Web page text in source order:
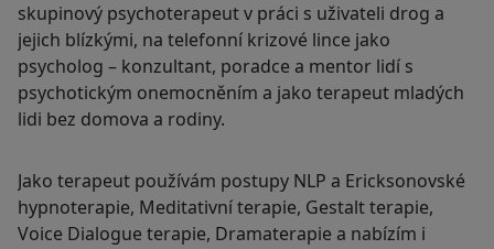
skupinový psychoterapeut v práci s uživateli drog a
jejich blízkými, na telefonní krizové lince jako
psycholog – konzultant, poradce a mentor lidí s
psychotickým onemocněním a jako terapeut mladých
lidi bez domova a rodiny.
Jako terapeut používám postupy NLP a Ericksonovské
hypnoterapie, Meditativní terapie, Gestalt terapie,
Voice Dialogue terapie, Dramaterapie a nabízím i